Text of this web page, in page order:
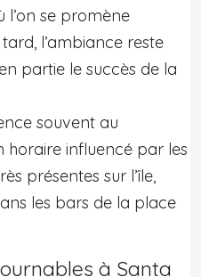
se promène
l’ambiance reste
partie le succès de la
souvent au
horaire influencé par les
présentes sur l’île,
les bars de la place
à Santa